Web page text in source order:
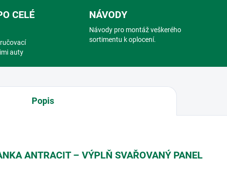
CELÉ
auty
NÁVODY
Návody pro montáž veškerého
sortimentu k oplocení.
Popis
ANTRACIT – VÝPLŇ SVAŘOVANÝ PANEL